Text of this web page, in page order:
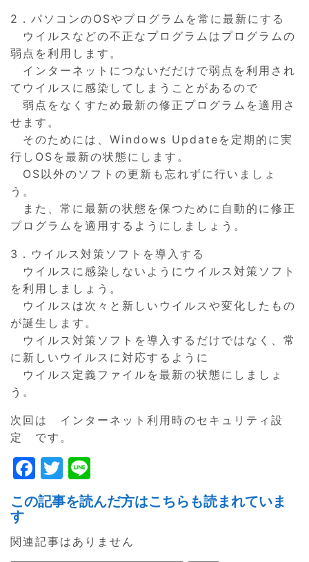
2．パソコンのOSやプログラムを常に最新にする
ウイルスなどの不正なプログラムはプログラムの
弱点を利用します。
インターネットにつないだだけで弱点を利用され
てウイルスに感染してしまうことがあるので
弱点をなくすため最新の修正プログラムを適用さ
せます。
そのためには、Windows Updateを定期的に実
行しOSを最新の状態にします。
OS以外のソフトの更新も忘れずに行いましょ
う。
また、常に最新の状態を保つために自動的に修正
プログラムを適用するようにしましょう。
3．ウイルス対策ソフトを導入する
ウイルスに感染しないようにウイルス対策ソフト
を利用しましょう。
ウイルスは次々と新しいウイルスや変化したもの
が誕生します。
ウイルス対策ソフトを導入するだけではなく、常
に新しいウイルスに対応するように
ウイルス定義ファイルを最新の状態にしましょ
う。
次回は インターネット利用時のセキュリティ設
定 です。
F
a
c
e
b
T
w
itt
er
n
e
この記事を読んだ方はこちらも読まれていま
す
関連記事はありません